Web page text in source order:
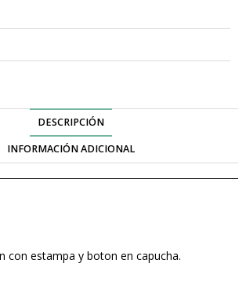
DESCRIPCIÓN
INFORMACIÓN ADICIONAL
con estampa y boton en capucha.